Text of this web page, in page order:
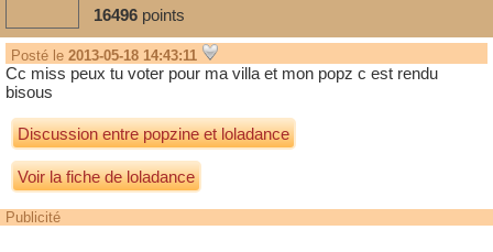
que j'y arriverais merci bisous
16496 points
Posté le 2013-05-18 14:43:11
Cc miss peux tu voter pour ma villa et mon popz c est rendu
bisous
Discussion entrepopzineetloladance
Voir la fiche de loladance
Publicité